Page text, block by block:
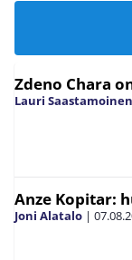
Zdeno Chara
Lauri Saastamoinen
Anze Kopitar:
Joni Alatalo |